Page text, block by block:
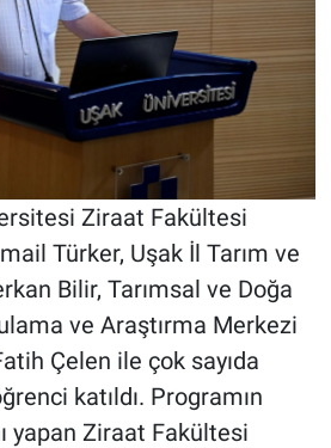
Ziraat Fakültesi
Türker, Uşak İl Tarım ve
Bilir, Tarımsal ve Doğa
ve Araştırma Merkezi
Çelen ile çok sayıda
katıldı. Programın
yapan Ziraat Fakültesi